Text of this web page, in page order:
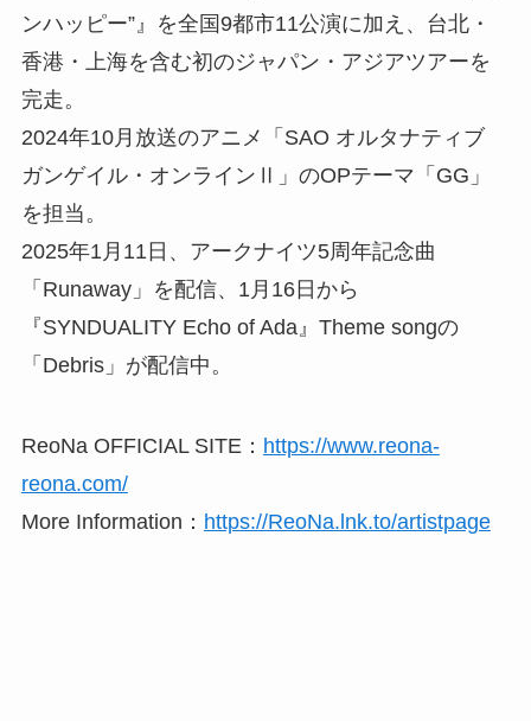
ンハッピー”』を全国9都市11公演に加え、台北・
香港・上海を含む初のジャパン・アジアツアーを
完走。
2024年10月放送のアニメ「SAO オルタナティブ
ガンゲイル・オンラインⅡ」のOPテーマ「GG」
を担当。
2025年1月11日、アークナイツ5周年記念曲
「Runaway」を配信、1月16日から
『SYNDUALITY Echo of Ada』Theme songの
「Debris」が配信中。
ReoNa OFFICIAL SITE： https://www.reona-
reona.com/
More Information： https://ReoNa.lnk.to/artistpage